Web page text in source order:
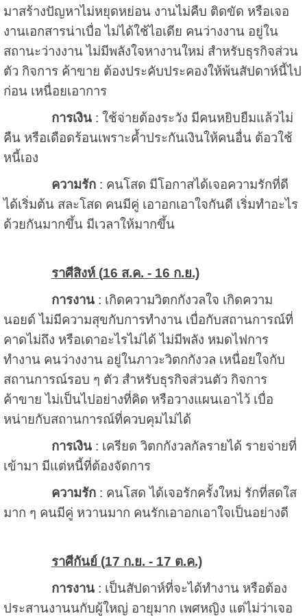
มาสร้างปัญหาไม่หยุดหย่อน งานไม่คืบ ติดขัด หรือเจอ
งานเอกสารน่าเบื่อ ไม่ได้ใช้ไอเดีย คนว่างงาน อยู่ใน
สถานะว่างงาน ไม่มีพลังใจหางานใหม่ สำหรับธุรกิจส่วน
ตัว กิจการ ค้าขาย ต้องประคับประคองให้พ้นสัปดาห์นี้ไป
ก่อน เหนื่อยเอาการ
การเงิน: ใช้จ่ายต้องระวัง มีคนหยิบยืมแล้วไม่
คืน หรือเดือดร้อนเพราะค้ำประกันเงินให้คนอื่น ต้อวใช้
หนี้เอง
ความรัก: คนโสด มีโอกาสได้เจอความรักที่ดี
ได้เริ่มต้น สละโสด คนมีคู่ เอาอกเอาใจกันดี เริ่มทำอะไร
ด้วยกันมากขึ้น มีเวลาให้มากขึ้น
ราศีสิงห์ (16 ส.ค. - 16 ก.ย.)
การงาน: เกิดความวิตกกังวลใจ เกิดความ
นอยด์ ไม่มีความสุขกับการทำงาน เบื่อกับสถานการณ์ที่
คาดไม่ถึง หรือเดาอะไรไม่ได้ ไม่มีพลัง หมดไฟการ
ทำงาน คนว่างงาน อยู่ในภาวะวิตกกังวล เหนื่อยใจกับ
สถานการณ์รอบ ๆ ตัว สำหรับธุรกิจส่วนตัว กิจการ
ค้าขาย ไม่เป็นไปอย่างที่คิด หรือวางแผนเอาไว้ เบื่อ
หน่ายกับสถานการณ์ที่ควบคุมไม่ได้
การเงิน: เครียด วิตกกังวลกัลรายได้ รายจ่ายที่
เข้ามา มีแต่หนี้ที่ต้องจัดการ
ความรัก: คนโสด ได้เจอรักครั้งใหม่ รักที่สดใส
มาก ๆ คนมีคู่ หวานมาก คนรักเอาอกเอาใจเป็นอย่างดี
ราศีกันย์ (17 ก.ย. - 17 ต.ค.)
การงาน : เป็นสัปดาห์ที่จะได้ทำงาน หรือต้อง
ประสานงานนกับผู้ใหญ่ อายุมาก เพศหญิง แต่ไม่ว่าเจอ